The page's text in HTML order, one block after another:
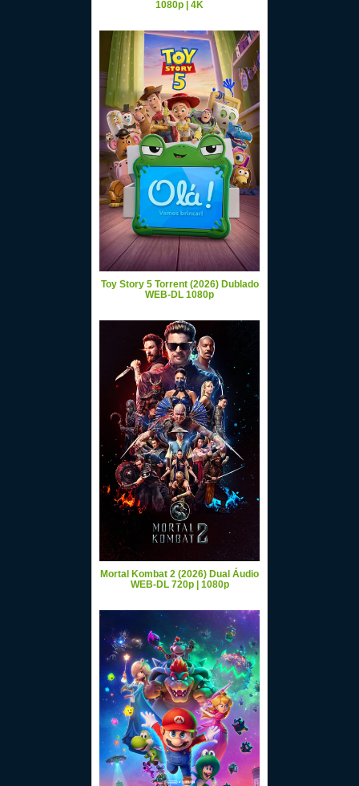
1080p | 4K
Toy Story 5 Torrent (2026) Dublado
WEB-DL 1080p
Mortal Kombat 2 (2026) Dual Áudio
WEB-DL 720p | 1080p